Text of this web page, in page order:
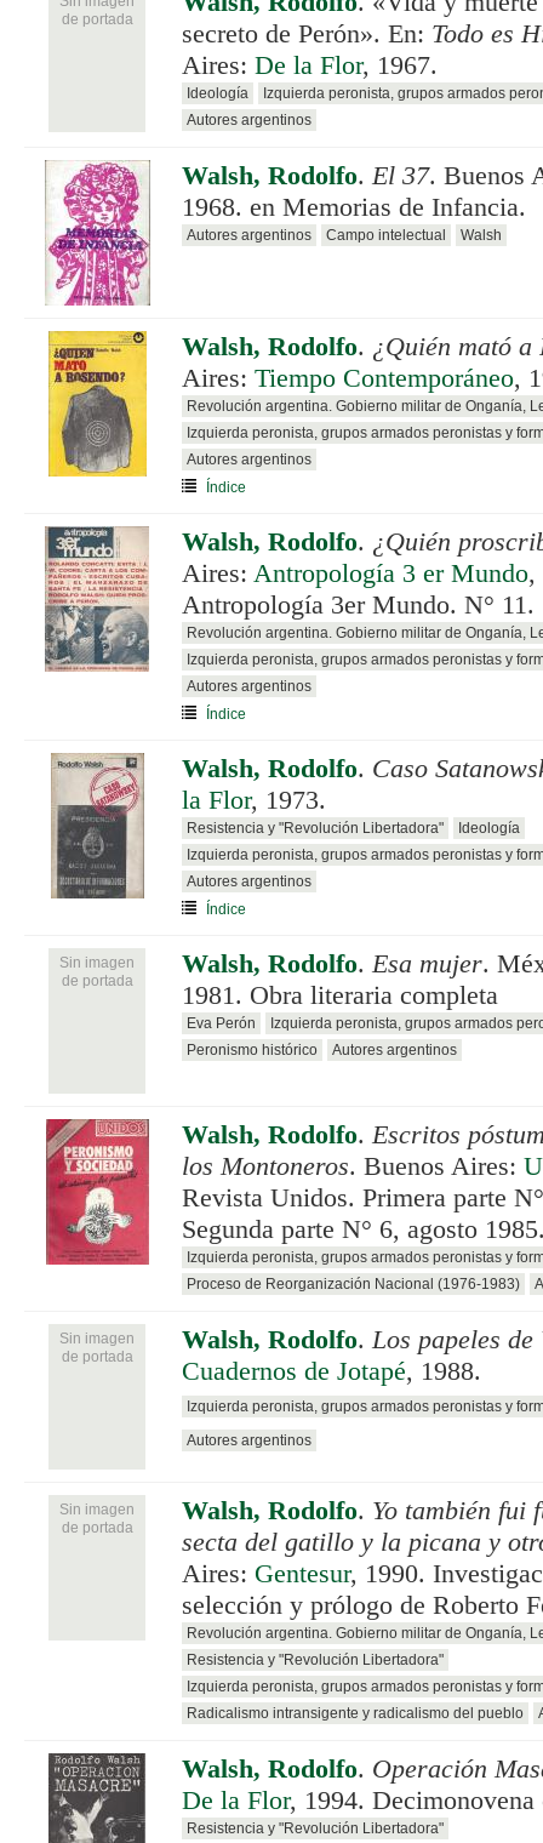
de portada
secreto de Perón». En: Todo es
Aires: De la Flor, 1967.
Ideología
Izquierda peronista, grupos armados
Autores argentinos
Walsh, Rodolfo.El 37. Buenos
1968. en Memorias de Infancia.
Autores argentinos Campo intelectual Walsh
Walsh, Rodolfo. ¿Quién mató a
Aires: Tiempo Contemporáneo,
Revolución argentina. Gobierno militar de Onganía,
Izquierda peronista, grupos armados peronistas y
Autores argentinos
Índice
Walsh, Rodolfo. ¿Quién
Aires: Antropología 3 er Mundo,
Antropología 3er Mundo. N° 11.
Revolución argentina. Gobierno militar de Onganía,
Izquierda peronista, grupos armados peronistas y
Autores argentinos
Índice
Walsh, Rodolfo. Caso
la Flor, 1973.
Resistencia y "Revolución Libertadora"
Ideología
Izquierda peronista, grupos armados peronistas y
Autores argentinos
Índice
Sin imagen
de portada
Walsh, Rodolfo.Esa mujer.
1981. Obra literaria completa
Eva Perón
Izquierda peronista, grupos armados
Peronismo histórico
Autores argentinos
Walsh, Rodolfo.Escritos
los Montoneros. Buenos Aires:
Revista Unidos. Primera parte
Segunda parte N° 6, agosto
Izquierda peronista, grupos armados peronistas y
Proceso de Reorganización Nacional (1976-1983)
Sin imagen
de portada
Walsh, Rodolfo.Los papeles de
Cuadernos de Jotapé, 1988.
Izquierda peronista, grupos armados peronistas y
Autores argentinos
Sin imagen
de portada
Walsh, Rodolfo. Yo también fui
secta del gatillo y la picana y
Aires: Gentesur, 1990.
selección y prólogo de Roberto
Revolución argentina. Gobierno militar de Onganía,
Resistencia y "Revolución Libertadora"
Izquierda peronista, grupos armados peronistas y
Radicalismo intransigente y radicalismo del pueblo
Walsh, Rodolfo. Operación
De la Flor, 1994.
Resistencia y "Revolución Libertadora"